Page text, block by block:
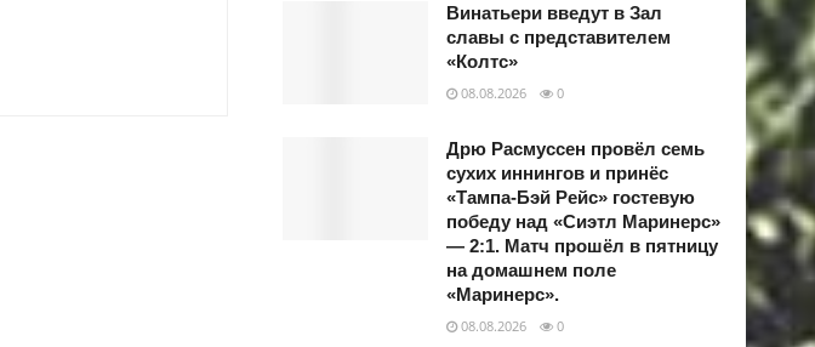
Винатьери введут в Зал
славы с представителем
«Колтс»
08.08.2026 0
Дрю Расмуссен провёл семь
сухих иннингов и принёс
«Тампа-Бэй Рейс» гостевую
победу над «Сиэтл Маринерс»
— 2:1. Матч прошёл в пятницу
на домашнем поле
«Маринерс».
08.08.2026 0